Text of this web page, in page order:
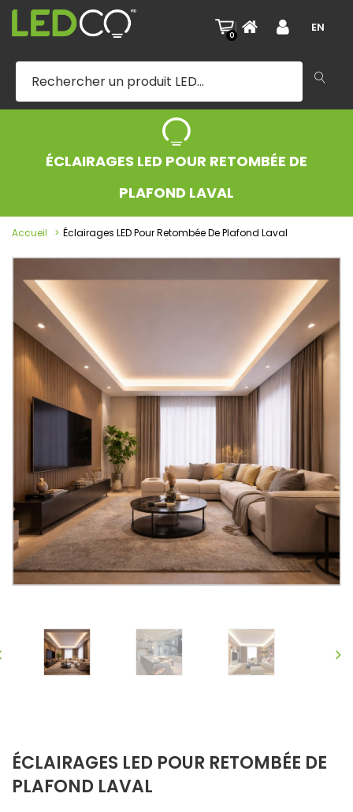
0
| EN
ÉCLAIRAGES LED POUR RETOMBÉE DE
PLAFOND LAVAL
Accueil Éclairages LED Pour Retombée De Plafond Laval
ÉCLAIRAGES LED POUR RETOMBÉE DE
PLAFOND LAVAL